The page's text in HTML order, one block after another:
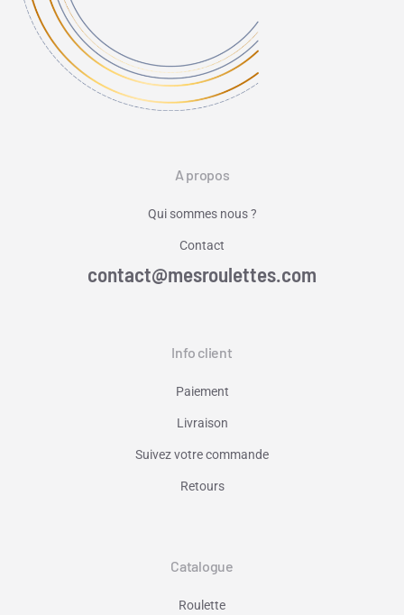
A propos
Qui sommes nous ?
Contact
contact@mesroulettes.com
Info client
Paiement
Livraison
Suivez votre commande
Retours
Catalogue
Roulette